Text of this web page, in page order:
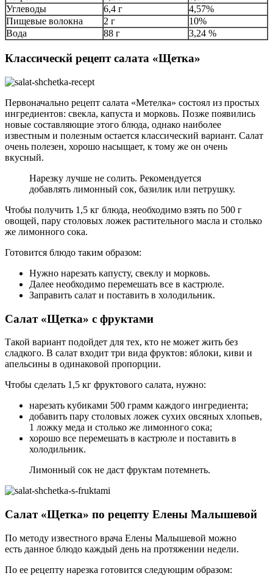
Углеводы
6,4 г
4,57%
Пищевые волокна
2 г
10%
Вода
88 г 3,24 %
Классическй рецепт салата «Щетка»
Первоначально рецепт салата «Метелка» состоял из простых
ингредиентов: свекла, капуста и морковь. Позже появились
новые составляющие этого блюда, однако наиболее
известным и полезным остается классический вариант. Салат
очень полезен, хорошо насыщает, к тому же он очень
вкусный.
Нарезку лучше не солить. Рекомендуется
добавлять лимонный сок, базилик или петрушку.
Чтобы получить 1,5 кг блюда, необходимо взять по 500 г
овощей, пару столовых ложек растительного масла и столько
же лимонного сока.
Готовится блюдо таким образом:
Нужно нарезать капусту, свеклу и морковь.
Далее необходимо перемешать все в кастрюле.
Заправить салат и поставить в холодильник.
Салат «Щетка» с фруктами
Такой вариант подойдет для тех, кто не может жить без
сладкого. В салат входит три вида фруктов: яблоки, киви и
апельсины в одинаковой пропорции.
Чтобы сделать 1,5 кг фруктового салата, нужно:
нарезать кубиками 500 грамм каждого ингредиента;
добавить пару столовых ложек сухих овсяных хлопьев,
1 ложку меда и столько же лимонного сока;
хорошо все перемешать в кастрюле и поставить в
холодильник.
Лимонный сок не даст фруктам потемнеть.
Салат «Щетка» по рецепту Елены Малышевой
По методу известного врача Елены Малышевой можно
есть данное блюдо каждый день на протяжении недели.
По ее рецепту нарезка готовится следующим образом: